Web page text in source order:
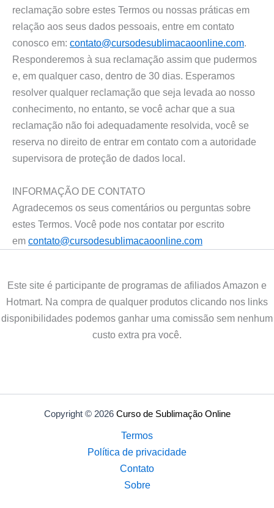
reclamação sobre estes Termos ou nossas práticas em
relação aos seus dados pessoais, entre em contato
conosco em: contato@cursodesublimacaoonline.com.
Responderemos à sua reclamação assim que pudermos
e, em qualquer caso, dentro de 30 dias. Esperamos
resolver qualquer reclamação que seja levada ao nosso
conhecimento, no entanto, se você achar que a sua
reclamação não foi adequadamente resolvida, você se
reserva no direito de entrar em contato com a autoridade
supervisora de proteção de dados local.
INFORMAÇÃO DE CONTATO
Agradecemos os seus comentários ou perguntas sobre
estes Termos. Você pode nos contatar por escrito
em contato@cursodesublimacaoonline.com
Este site é participante de programas de afiliados Amazon e
Hotmart. Na compra de qualquer produtos clicando nos links
disponibilidades podemos ganhar uma comissão sem nenhum
custo extra pra você.
Copyright © 2026 Curso de Sublimação Online
Termos
Política de privacidade
Contato
Sobre